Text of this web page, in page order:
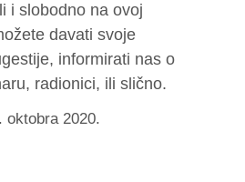
i slobodno na ovoj
davati svoje
informirati nas o
radionici, ili slično.
oktobra 2020.